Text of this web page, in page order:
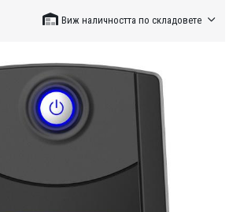
Виж наличността по складовете